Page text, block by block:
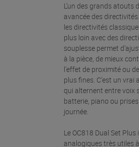
L’un des grands atouts
avancée des
les directivités
plus loin avec des
souplesse permet
à la pièce, de mieux
l’effet de proximité ou
plus fines. C’est un
qui alternent entre voix
batterie, piano ou
journée.
Le OC818 Dual Set
analogiques très utiles